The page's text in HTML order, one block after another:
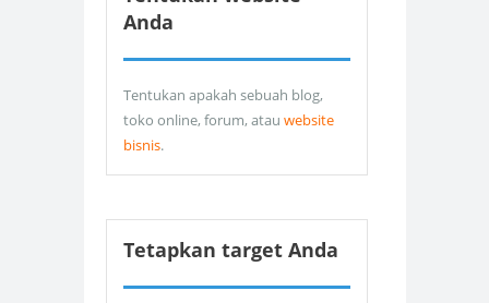
Anda
Tentukan apakah sebuah blog,
toko online, forum, atau website
bisnis.
Tetapkan target Anda